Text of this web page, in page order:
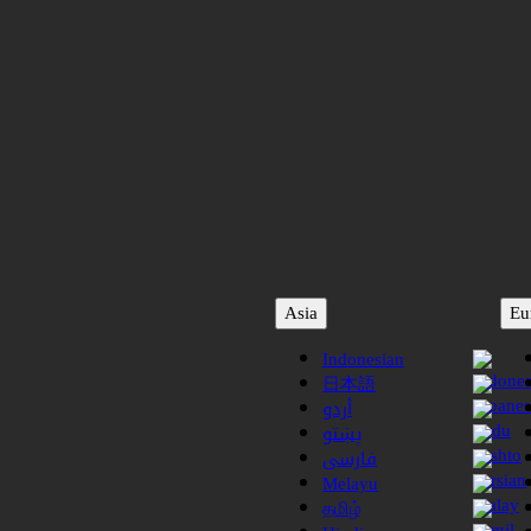
Asia
Indonesian
日本語
أردو
پښتو
فارسی
Melayu
தமிழ்